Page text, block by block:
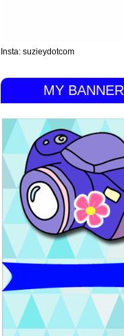
Insta: suzieydotcom
MY BANNER